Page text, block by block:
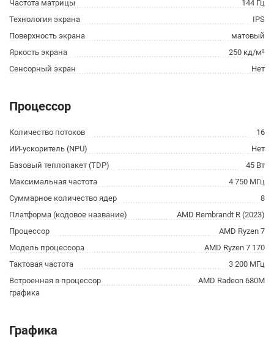
Частота матрицы
144 Гц
Технология экрана
IPS
Поверхность экрана
матовый
Яркость экрана
250 кд/м²
Сенсорный экран
Нет
Процессор
Количество потоков
16
ИИ-ускоритель (NPU)
Нет
Базовый теплопакет (TDP)
45 Вт
Максимальная частота
4 750 МГц
Суммарное количество ядер
8
Платформа (кодовое название)
AMD Rembrandt R (2023)
Процессор
AMD Ryzen 7
Модель процессора
AMD Ryzen 7 170
Тактовая частота
3 200 МГц
Встроенная в процессор
графика
AMD Radeon 680M
Графика